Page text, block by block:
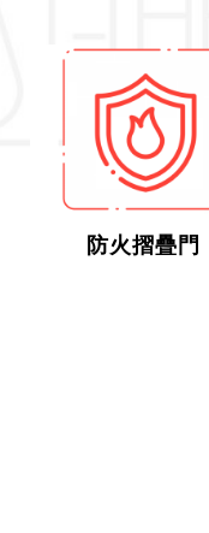
防火摺疊門